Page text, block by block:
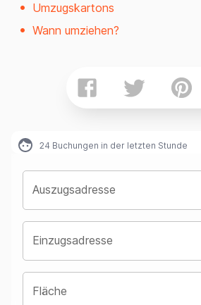
Umzugskartons
Wann umziehen?
24 Buchungen in der letzten Stunde
Auszugsadresse
Einzugsadresse
Fläche